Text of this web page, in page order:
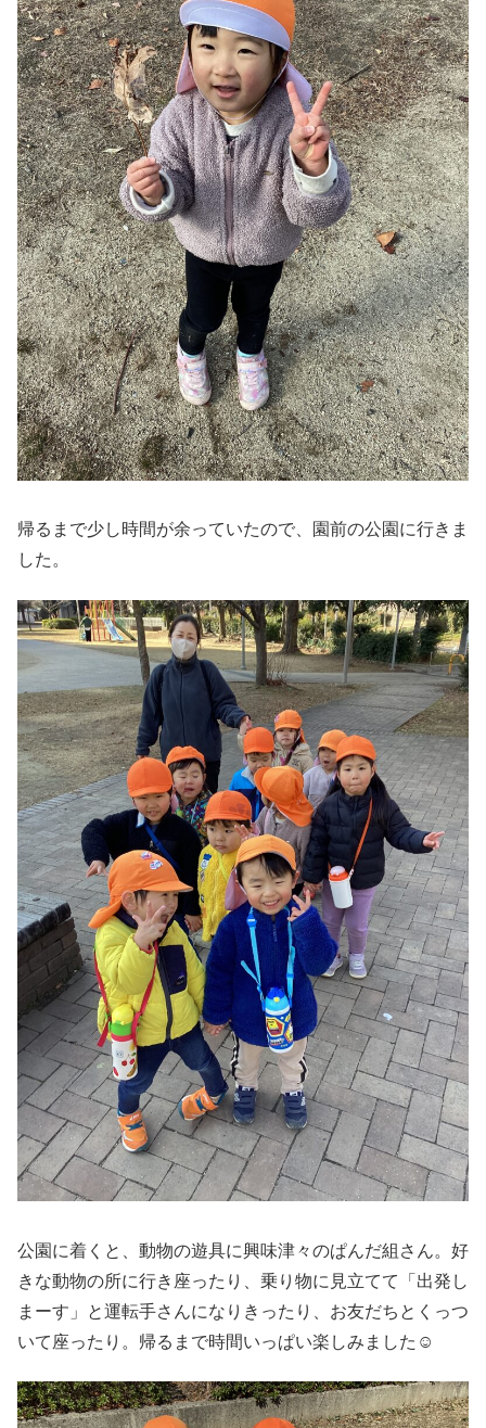
帰るまで少し時間が余っていたので、園前の公園に行きま
した。
公園に着くと、動物の遊具に興味津々のぱんだ組さん。好
きな動物の所に行き座ったり、乗り物に見立てて「出発し
まーす」と運転手さんになりきったり、お友だちとくっつ
いて座ったり。帰るまで時間いっぱい楽しみました☺